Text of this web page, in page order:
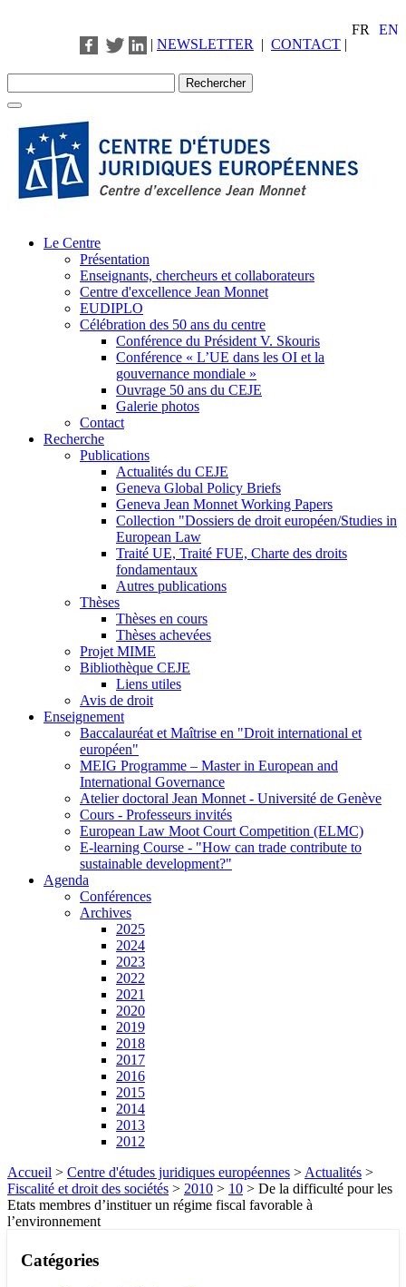
FR
EN
| NEWSLETTER | CONTACT |
Le Centre
Présentation
Enseignants, chercheurs et collaborateurs
Centre d'excellence Jean Monnet
EUDIPLO
Célébration des 50 ans du centre
Conférence du Président V. Skouris
Conférence « L’UE dans les OI et la
gouvernance mondiale »
Ouvrage 50 ans du CEJE
Galerie photos
Contact
Recherche
Publications
Actualités du CEJE
Geneva Global Policy Briefs
Geneva Jean Monnet Working Papers
Collection "Dossiers de droit européen/Studies in
European Law
Traité UE, Traité FUE, Charte des droits
fondamentaux
Autres publications
Thèses
Thèses en cours
Thèses achevées
Projet MIME
Bibliothèque CEJE
Liens utiles
Avis de droit
Enseignement
Baccalauréat et Maîtrise en "Droit international et
européen"
MEIG Programme – Master in European and
International Governance
Atelier doctoral Jean Monnet - Université de Genève
Cours - Professeurs invités
European Law Moot Court Competition (ELMC)
E-learning Course - "How can trade contribute to
sustainable development?"
Agenda
Conférences
Archives
2025
2024
2023
2022
2021
2020
2019
2018
2017
2016
2015
2014
2013
2012
Accueil > Centre d'études juridiques européennes > Actualités >
Fiscalité et droit des sociétés > 2010 > 10 > De la difficulté pour les
Etats membres d’instituer un régime fiscal favorable à
l’environnement
Catégories